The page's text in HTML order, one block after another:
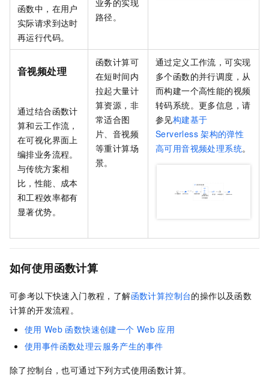
函数中，在用户
实际请求到达时
再运行代码。
业务的实现
路径。
音视频处理
通过结合函数计
算和云工作流 ，
在可视化界面上
编排业务流程。
与传统方案相
比，性能、成本
和工程效率都有
显著优势。
函数计算可
在短时间内
拉起大量计
算资源，非
常适合图
片、音视频
等重计算场
景。
通过定义工作流，可实现
多个函数的并行调度，从
而构建一个高性能的视频
转码系统。更多信息，请
参见构建基于
Serverless 架构的弹性
高可用音视频处理系统。
如何使用函数计算
可参考以下快速入门教程，了解函数计算控制台的操作以及函数
计算的开发流程。
使用 Web 函数快速创建一个 Web 应用
使用事件函数处理云服务产生的事件
除了控制台，也可通过下列方式使用函数计算。